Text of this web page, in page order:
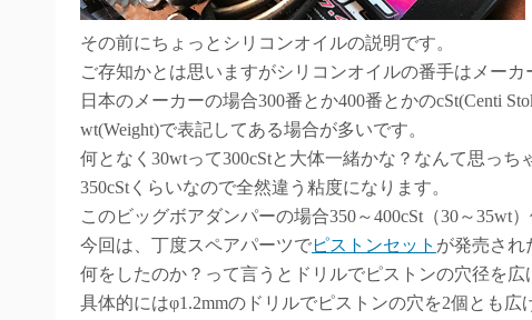
その前にちょっとシリコンオイルの説明です。
ご存知かとは思いますがシリコンオイルの番手はメーカ
日本のメーカーの場合300番とか400番とかのcSt(Centi
wt(Weight)で表記してある場合が多いです。
何となく30wtって300cStと大体一緒かな？なんて思っ
350cStくらいなので全然違う粘度になります。
このビッグボアダンパーの場合350～400cSt（30～35wt
今回は、丁度スペアパーツでピストンセット が発売され
何をしたのか？って言うとドリルでピストンの穴径を広
具体的にはφ1.2mmのドリルでピストンの穴を2個とも広